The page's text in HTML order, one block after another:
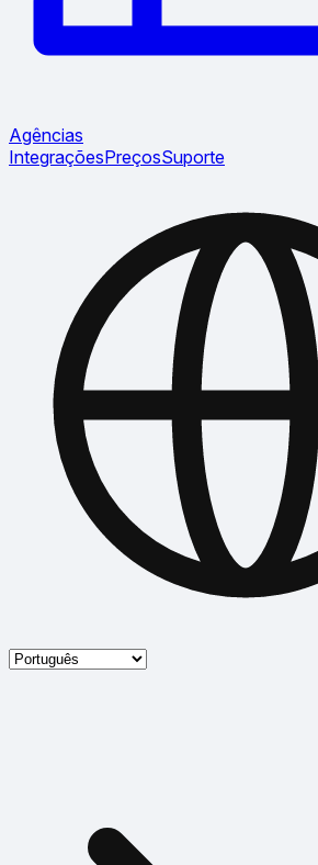
Agências
IntegraçõesPreçosSuporte